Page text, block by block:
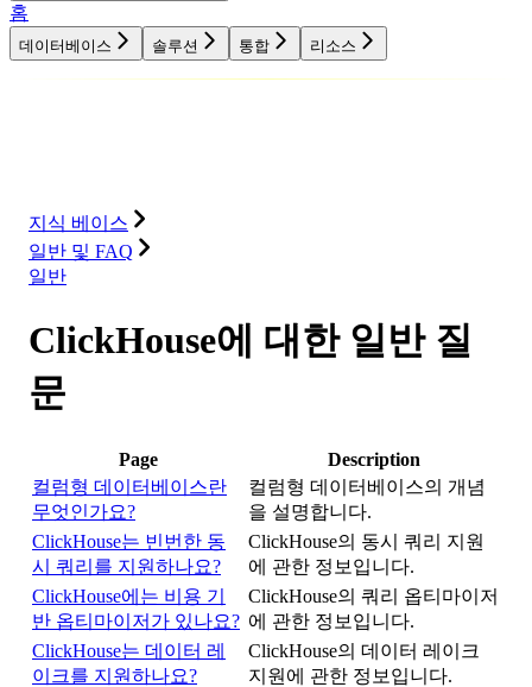
홈
데이터베이스 솔루션 통합 리소스
지식 베이스
일반 및 FAQ
일반
ClickHouse에 대한 일반 질
문
Page
Description
컬럼형 데이터베이스란
무엇인가요?
컬럼형 데이터베이스의 개념
을 설명합니다.
ClickHouse는 빈번한 동
시 쿼리를 지원하나요?
ClickHouse의 동시 쿼리 지원
에 관한 정보입니다.
ClickHouse에는 비용 기
반 옵티마이저가 있나요?
ClickHouse의 쿼리 옵티마이저
에 관한 정보입니다.
ClickHouse는 데이터 레
이크를 지원하나요?
ClickHouse의 데이터 레이크
지원에 관한 정보입니다.